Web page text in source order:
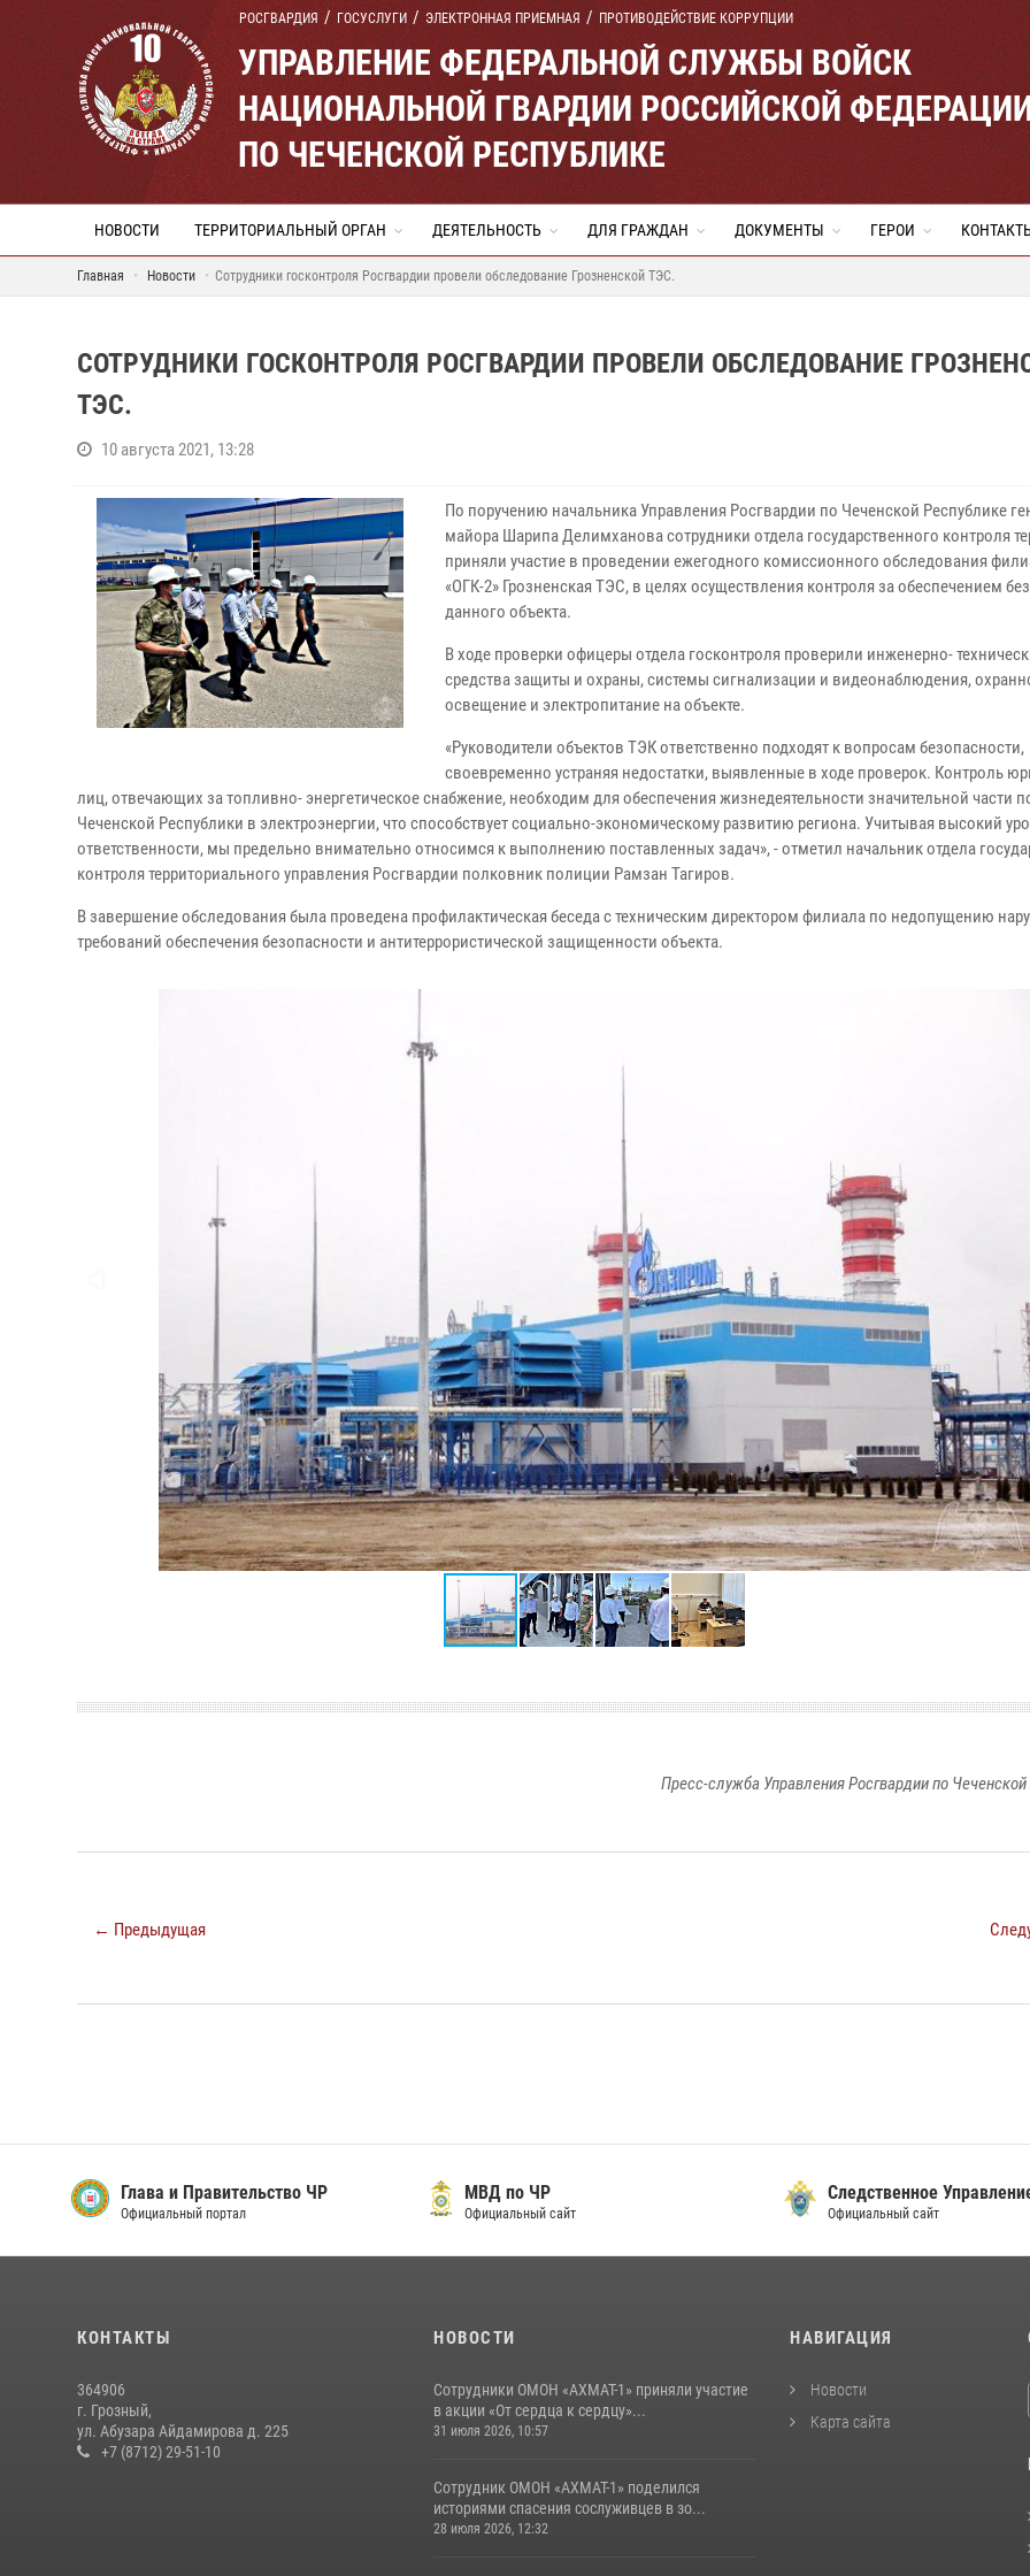
РОСГВАРДИЯ ГОСУСЛУГИ ЭЛЕКТРОННАЯ ПРИЕМНАЯ ПРОТИВОДЕЙСТВИЕ КОРРУПЦИИ
УПРАВЛЕНИЕ ФЕДЕРАЛЬНОЙ СЛУЖБЫ ВОЙСК
НАЦИОНАЛЬНОЙ ГВАРДИИ РОССИЙСКОЙ
ПО ЧЕЧЕНСКОЙ РЕСПУБЛИКЕ
НОВОСТИ ТЕРРИТОРИАЛЬНЫЙ ОРГАН ДЕЯТЕЛЬНОСТЬ ДЛЯ ГРАЖДАН ДОКУМЕНТЫ ГЕРОИ
Главная Новости Сотрудники госконтроля Росгвардии провели обследование Грозненской ТЭС.
СОТРУДНИКИ ГОСКОНТРОЛЯ РОСГВАРДИИ ПРОВЕЛИ ОБСЛЕДОВАНИЕ
ТЭС.
10 августа 2021, 13:28
По поручению начальника Управления Росгвардии по Чеченской Республике
майора Шарипа Делимханова сотрудники отдела государственного контроля
приняли участие в проведении ежегодного комиссионного обследования
«ОГК-2» Грозненская ТЭС, в целях осуществления контроля за обеспечением
данного объекта.
В ходе проверки офицеры отдела госконтроля проверили инженерно-
средства защиты и охраны, системы сигнализации и видеонаблюдения,
освещение и электропитание на объекте.
«Руководители объектов ТЭК ответственно подходят к вопросам безопасности,
своевременно устраняя недостатки, выявленные в ходе проверок. Контроль
лиц, отвечающих за топливно- энергетическое снабжение, необходим для обеспечения жизнедеятельности значительной части
Чеченской Республики в электроэнергии, что способствует социально-экономическому развитию региона. Учитывая высокий
ответственности, мы предельно внимательно относимся к выполнению поставленных задач», - отметил начальник отдела
контроля территориального управления Росгвардии полковник полиции Рамзан Тагиров.
В завершение обследования была проведена профилактическая беседа с техническим директором филиала по недопущению
требований обеспечения безопасности и антитеррористической защищенности объекта.
Пресс-служба Управления Росгвардии по
← Предыдущая
Глава и Правительство ЧР
Официальный портал
МВД по ЧР
Официальный сайт
Следственное
Официальный сайт
КОНТАКТЫ
364906
г. Грозный,
ул. Абузара Айдамирова д. 225
+7 (8712) 29-51-10
НОВОСТИ
Сотрудники ОМОН «АХМАТ-1» приняли участие
в акции «От сердца к сердцу»...
31 июля 2026, 10:57
Сотрудник ОМОН «АХМАТ-1» поделился
историями спасения сослуживцев в зо...
28 июля 2026, 12:32
НАВИГАЦИЯ
Новости
Карта сайта